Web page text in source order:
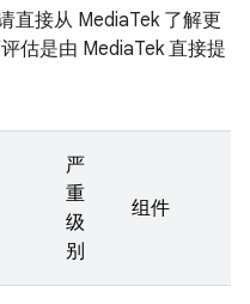
直接从 MediaTek 了解更
估是由 MediaTek 直接提
严
重
级
别
组件